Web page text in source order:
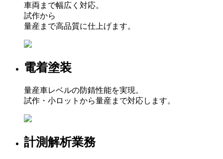
車両まで幅広く対応。
試作から
量産まで高品質に仕上げます。
電着塗装
量産車レベルの防錆性能を実現。
試作・小ロットから量産まで対応します。
計測解析業務